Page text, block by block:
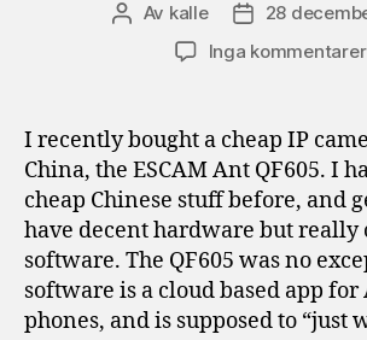
Inläggsförfattare
Av kalle Inläggsdatum
28
Inga kommentarer
I recently bought a cheap IP
China, the ESCAM Ant QF605. I
cheap Chinese stuff before, and
have decent hardware but really
software. The QF605 was no
software is a cloud based app
phones, and is supposed to “just